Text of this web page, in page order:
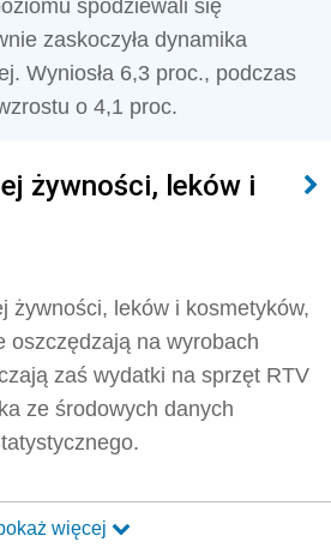
spodziewali się
zaskoczyła dynamika
Wyniosła 6,3 proc., podczas
o 4,1 proc.
żywności, leków i
żywności, leków i kosmetyków,
oszczędzają na wyrobach
zaś wydatki na sprzęt RTV
ze środowych danych
więcej